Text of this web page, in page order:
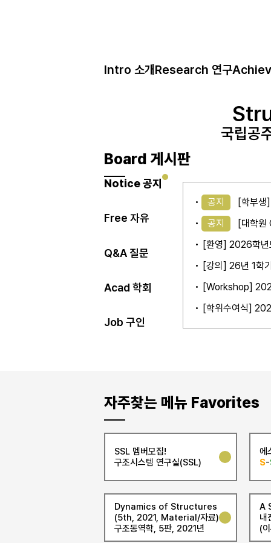
Intro 소개 Research 연구
국립공
국립공
국립공
Board 게시판
Notice 공지
Free 자유
Q&A 질문
Acad 학회
Job 구인
공지
[학부생
공지
[대학
[환영] 2026학년
[강의] 26년 1학
[Workshop]
[학위수여식]
자주찾는 메뉴 Favorites
SSL 멤버모집!
구조시스템 연구실(SSL)
에
S-
Dynamics of Structures
(5th, 2021, Material/자료)
구조동역학, 5판, 2021년
A
내
(